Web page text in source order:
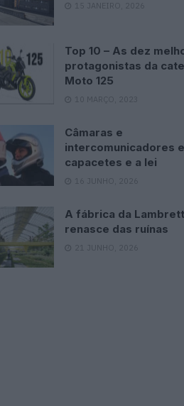
15 JANEIRO, 2026
Top 10 – As dez
protagonistas da
Moto 125
10 MARÇO, 2023
Câmaras e
intercomunicadores
capacetes e a lei
16 JUNHO, 2026
A fábrica da
renasce das ruínas
21 JUNHO, 2026